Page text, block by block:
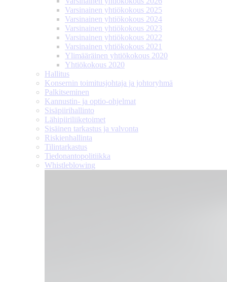
Varsinainen yhtiökokous 2025
Varsinainen yhtiökokous 2024
Varsinainen yhtiökokous 2023
Varsinainen yhtiökokous 2022
Varsinainen yhtiökokous 2021
Ylimääräinen yhtiökokous 2020
Yhtiökokous 2020
Hallitus
Konsernin toimitusjohtaja ja johtoryhmä
Palkitseminen
Kannustin- ja optio-ohjelmat
Sisäpiirihallinto
Lähipiiri­liiketoimet
Sisäinen tarkastus ja valvonta
Riskienhallinta
Tilintarkastus
Tiedonanto­politiikka
Whistleblowing